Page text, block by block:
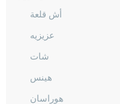
أش قلعة
عزيزيه
شات
هينس
هوراسان